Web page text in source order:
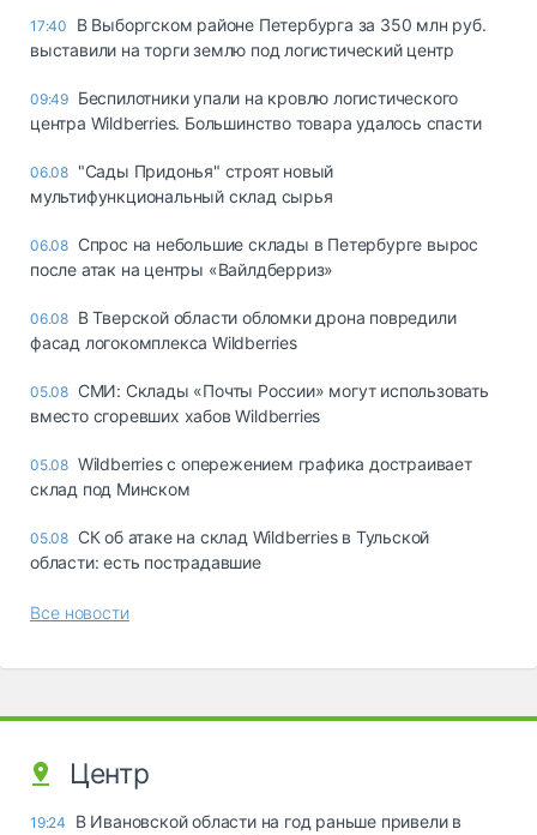
17:40
В Выборгском районе Петербурга за 350 млн руб.
выставили на торги землю под логистический центр
09:49 Беспилотники упали на кровлю логистического
центра Wildberries. Большинство товара удалось спасти
06.08 "Сады Придонья" строят новый
мультифункциональный склад сырья
06.08 Спрос на небольшие склады в Петербурге вырос
после атак на центры «Вайлдберриз»
06.08 В Тверской области обломки дрона повредили
фасад логокомплекса Wildberries
05.08 СМИ: Склады «Почты России» могут использовать
вместо сгоревших хабов Wildberries
05.08 Wildberries с опережением графика достраивает
склад под Минском
05.08 СК об атаке на склад Wildberries в Тульской
области: есть пострадавшие
Все новости
Центр
19:24
В Ивановской области на год раньше привели в